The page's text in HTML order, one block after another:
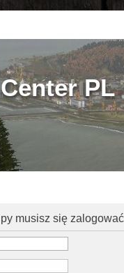
PL
musisz się